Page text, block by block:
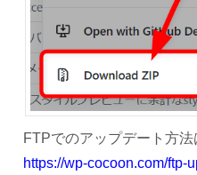
FTPでのアップデート方法
https://wp-cocoon.com/ftp-